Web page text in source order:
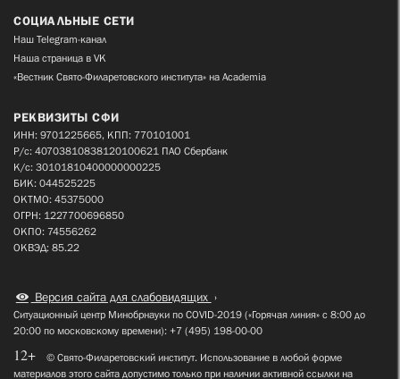
СОЦИАЛЬНЫЕ СЕТИ
Наш Telegram-канал
Наша страница в VK
«Вестник Свято-Филаретовского института» на Academia
РЕКВИЗИТЫ СФИ
ИНН: 9701225665, КПП: 770101001
Р/с: 40703810838120100621 ПАО Сбербанк
К/с: 30101810400000000225
БИК: 044525225
ОКТМО: 45375000
ОГРН: 1227700696850
ОКПО: 74556262
ОКВЭД: 85.22
Версия сайта для слабовидящих
Ситуационный центр Минобрнауки по COVID-2019 («Горячая линия» с 8:00 до
20:00 по московскому времени): +7 (495) 198-00-00
12+
© Свято-Филаретовский институт. Использование в любой форме
материалов этого сайта допустимо только при наличии активной ссылки на